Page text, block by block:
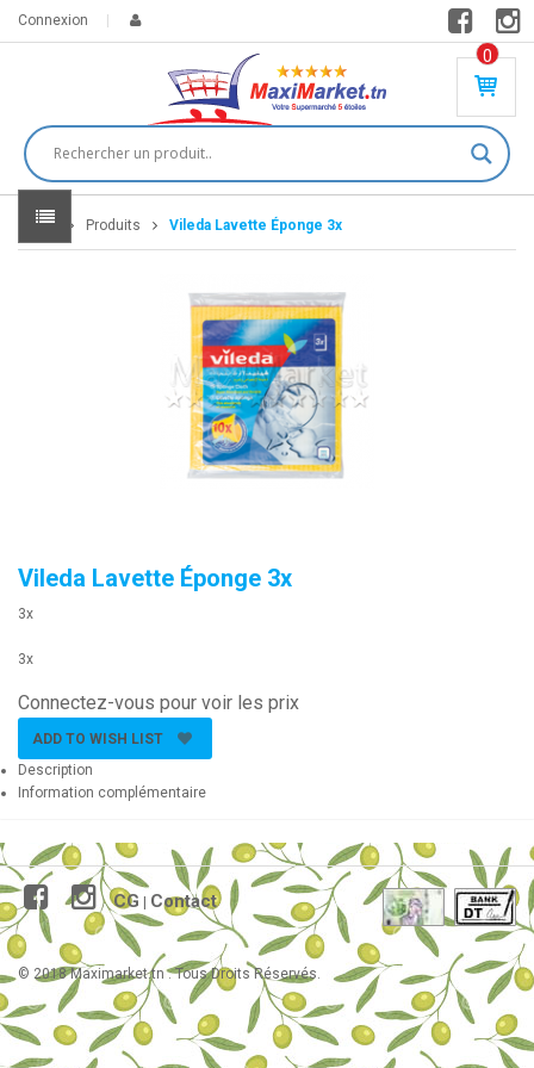
Connexion
0
PR
DU
IT(
S)
Home Produits Vileda Lavette Éponge 3x
Vileda Lavette Éponge 3x
3x
3x
Connectez-vous pour voir les prix
ADD TO WISH LIST
Description
Information complémentaire
CG Contact
© 2018 Maximarket.tn . Tous Droits Réservés.